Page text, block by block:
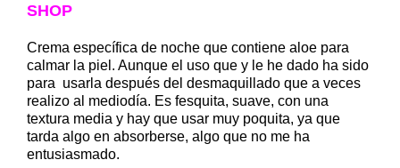
SHOP
Crema específica de noche que contiene aloe para
calmar la piel. Aunque el uso que y le he dado ha sido
para usarla después del desmaquillado que a veces
realizo al mediodía. Es fesquita, suave, con una
textura media y hay que usar muy poquita, ya que
tarda algo en absorberse, algo que no me ha
entusiasmado.